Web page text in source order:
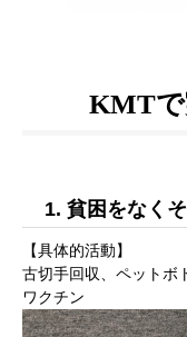
KMTで
1. 貧困をなく
【具体的活動】
古切手回収、ペットボ
ワクチン